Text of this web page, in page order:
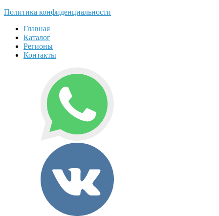
Политика конфиденциальности
Главная
Каталог
Регионы
Контакты